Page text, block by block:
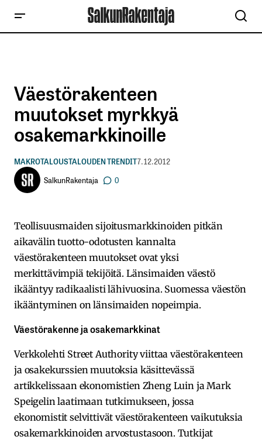
Väestörakenteen
muutokset myrkkyä
osakemarkkinoille
MAKROTALOUSTALOUDEN TRENDIT7.12.2012
SalkunRakentaja
0
Teollisuusmaiden sijoitusmarkkinoiden pitkän
aikavälin tuotto-odotusten kannalta
väestörakenteen muutokset ovat yksi
merkittävimpiä tekijöitä. Länsimaiden väestö
ikääntyy radikaalisti lähivuosina. Suomessa väestön
ikääntyminen on länsimaiden nopeimpia.
Väestörakenne ja osakemarkkinat
Verkkolehti Street Authority viittaa väestörakenteen
ja osakekurssien muutoksia käsittevässä
artikkelissaan ekonomistien Zheng Luin ja Mark
Speigelin laatimaan tutkimukseen, jossa
ekonomistit selvittivät väestörakenteen vaikutuksia
osakemarkkinoiden arvostustasoon. Tutkijat